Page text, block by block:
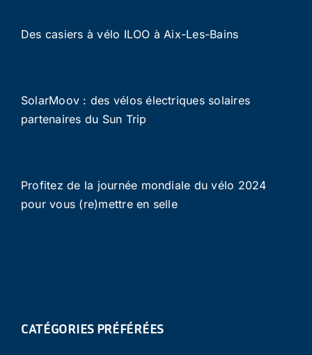
Des casiers à vélo ILOO à Aix-Les-Bains
SolarMoov : des vélos électriques solaires
partenaires du Sun Trip
Profitez de la journée mondiale du vélo 2024
pour vous (re)mettre en selle
CATÉGORIES PRÉFÉRÉES